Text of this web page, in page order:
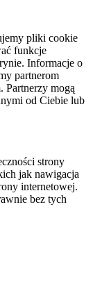
pliki cookie
funkcje
Informacje o
partnerom
Partnerzy mogą
od Ciebie lub
strony
jak nawigacja
internetowej.
bez tych